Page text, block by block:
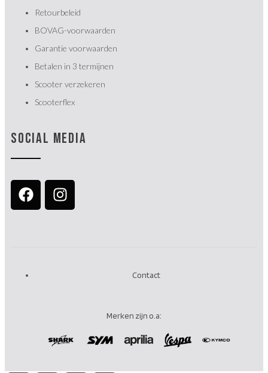
Retourbeleid
BOVAG-voorwaarden
Garantie voorwaarden
Betalen in 3 termijnen
Scooter verzekeren
Scooterflex
SOCIAL MEDIA
Merken zijn o.a:
Contact